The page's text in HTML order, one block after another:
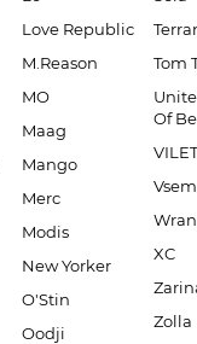
Love Republic
M.Reason
MO
Maag
Mango
Merc
Modis
New Yorker
O'Stin
Oodji
Tom
Of
VILET
XC
Zolla